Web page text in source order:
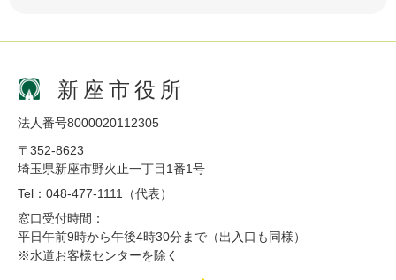
新座市役所
法人番号8000020112305
〒352-8623
埼玉県新座市野火止一丁目1番1号
Tel：048-477-1111（代表）
窓口受付時間：
平日午前9時から午後4時30分まで（出入口も同様）
※水道お客様センターを除く